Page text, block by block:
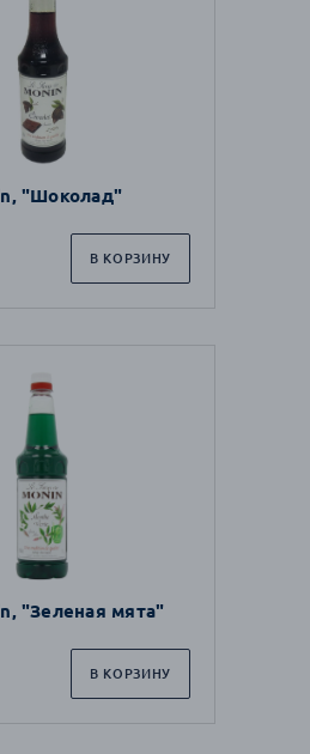
"Шоколад"
В КОРЗИНУ
"Зеленая мята"
В КОРЗИНУ